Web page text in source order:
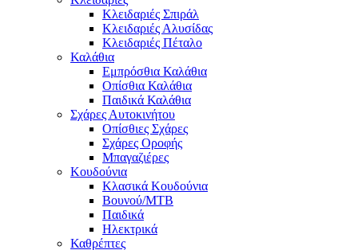
Κλειδαριές Σπιράλ
Κλειδαριές Αλυσίδας
Κλειδαριές Πέταλο
Καλάθια
Εμπρόσθια Καλάθια
Οπίσθια Καλάθια
Παιδικά Καλάθια
Σχάρες Αυτοκινήτου
Οπίσθιες Σχάρες
Σχάρες Οροφής
Μπαγαζιέρες
Κουδούνια
Κλασικά Κουδούνια
Βουνού/MTB
Παιδικά
Ηλεκτρικά
Καθρέπτες